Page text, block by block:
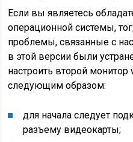
Если вы являетесь
операционной системы,
проблемы, связанные с
в этой версии были
настроить второй
следующим образом:
для начала следует
разъему видеокарты;